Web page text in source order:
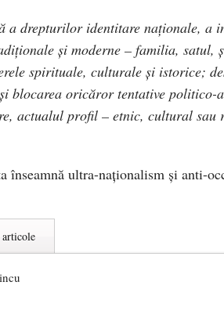
a drepturilor identitare naționale, a
și moderne – familia, satul,
spirituale, culturale și istorice;
blocarea oricăror tentative
actualul profil – etnic, cultural sau
înseamnă ultra-naționalism și anti-